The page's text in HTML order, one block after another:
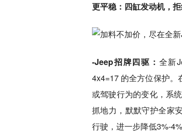
更平稳：四缸发动机，
-Jeep招牌四驱： 全新
4x4=17 的全方位保护。
或驾驶行为的变化，系
抓地力，默默守护全家
行驶，进一步降低3%-